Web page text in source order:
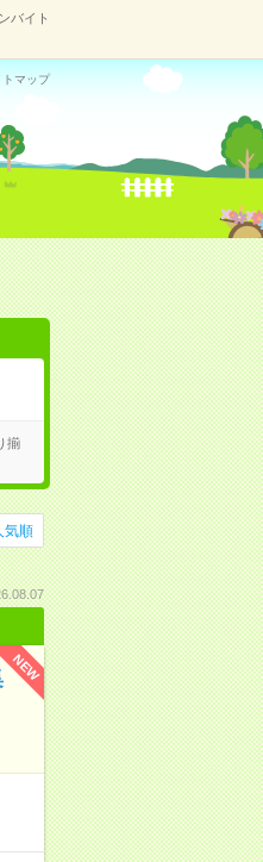
バイト
トマップ
揃
気順
NEW